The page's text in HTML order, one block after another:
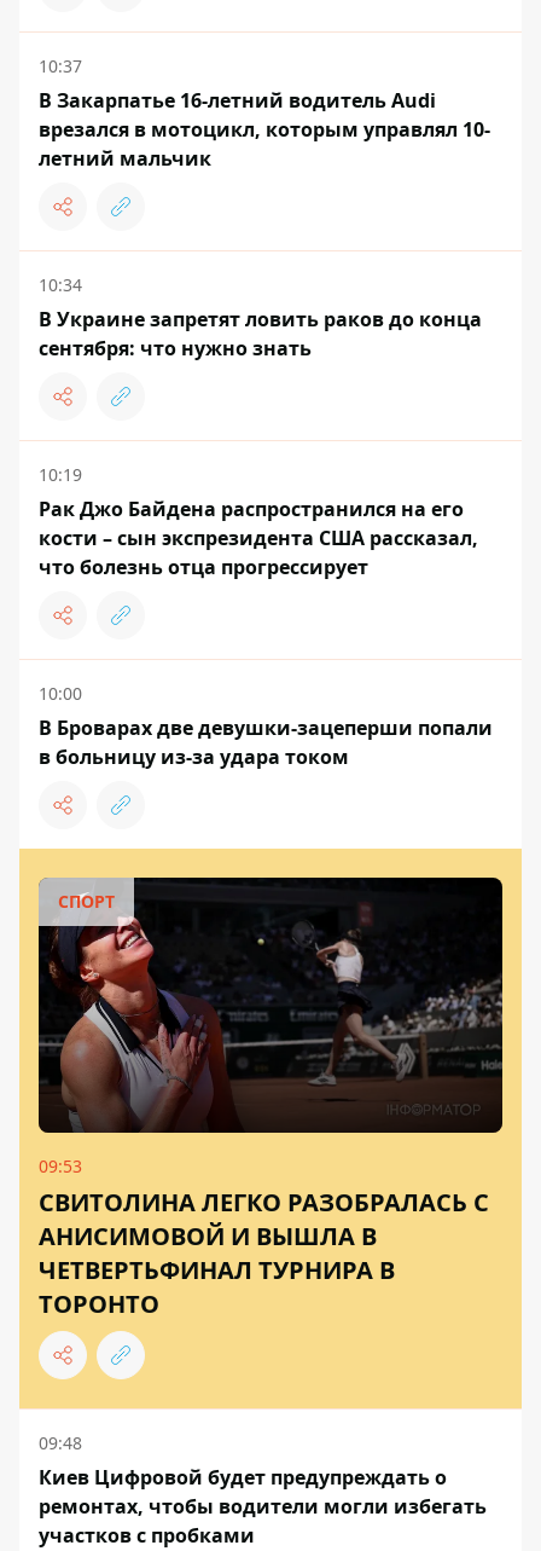
10:37
В Закарпатье 16-летний водитель Audi
врезался в мотоцикл, которым управлял 10-
летний мальчик
10:34
В Украине запретят ловить раков до конца
сентября: что нужно знать
10:19
Рак Джо Байдена распространился на его
кости – сын экспрезидента США рассказал,
что болезнь отца прогрессирует
10:00
В Броварах две девушки-зацеперши попали
в больницу из-за удара током
СПОРТ
09:53
СВИТОЛИНА ЛЕГКО РАЗОБРАЛАСЬ С
АНИСИМОВОЙ И ВЫШЛА В
ЧЕТВЕРТЬФИНАЛ ТУРНИРА В
ТОРОНТО
09:48
Киев Цифровой будет предупреждать о
ремонтах, чтобы водители могли избегать
участков с пробками